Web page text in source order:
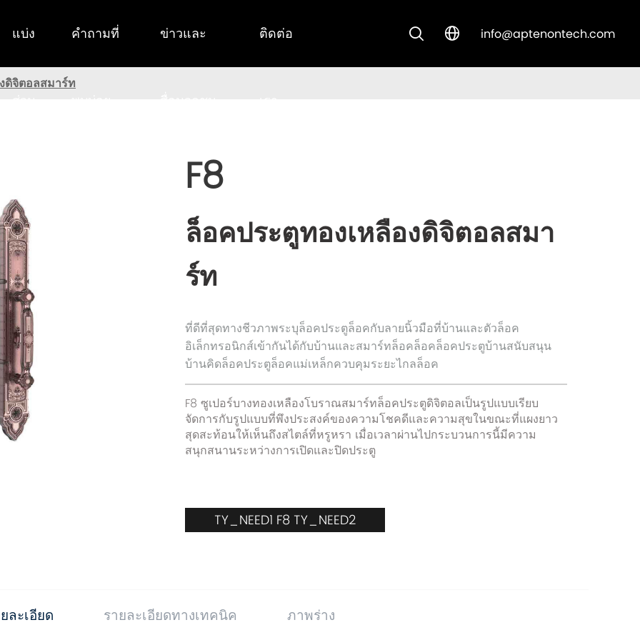
แบ่ง คำถามที่ ข่าวและ ติดต่อ   info@aptenontech.com
ดิจิตอลสมาร์ท
F8
ล็อคประตูทองเหลืองดิจิตอลสมา
ร์ท
ที่ดีที่สุดทางชีวภาพระบุล็อคประตูล็อคกับลายนิ้วมือที่บ้านและตัวล็อค
อิเล็กทรอนิกส์เข้ากันได้กับบ้านและสมาร์ทล็อคล็อคล็อคประตูบ้านสนับสนุน
บ้านคิดล็อคประตูล็อคแม่เหล็กควบคุมระยะไกลล็อค
F8 ซูเปอร์บางทองเหลืองโบราณสมาร์ทล็อคประตูดิจิตอลเป็นรูปแบบเรียบ
จัดการกับรูปแบบที่พึงประสงค์ของความโชคดีและความสุขในขณะที่แผงยาว
สุดสะท้อนให้เห็นถึงสไตล์ที่หรูหรา เมื่อเวลาผ่านไปกระบวนการนี้มีความ
สนุกสนานระหว่างการเปิดและปิดประตู
TY_NEED1 F8 TY_NEED2
ละเอียด รายละเอียดทางเทคนิค ภาพร่าง